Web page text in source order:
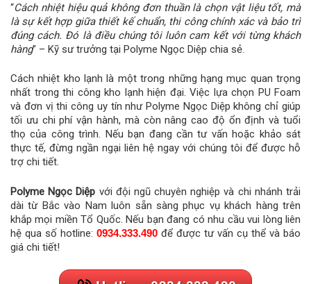
“Cách nhiệt hiệu quả không đơn thuần là chọn vật liệu tốt, mà
là sự kết hợp giữa thiết kế chuẩn, thi công chính xác và bảo trì
đúng cách. Đó là điều chúng tôi luôn cam kết với từng khách
hàng” – Kỹ sư trưởng tại Polyme Ngọc Diệp chia sẻ.
Cách nhiệt kho lạnh là một trong những hạng mục quan trọng
nhất trong thi công kho lạnh hiện đại. Việc lựa chọn PU Foam
và đơn vị thi công uy tín như Polyme Ngọc Diệp không chỉ giúp
tối ưu chi phí vận hành, mà còn nâng cao độ ổn định và tuổi
thọ của công trình. Nếu bạn đang cần tư vấn hoặc khảo sát
thực tế, đừng ngần ngại liên hệ ngay với chúng tôi để được hỗ
trợ chi tiết.
Polyme Ngọc Diệp với đội ngũ chuyên nghiệp và chi nhánh trải
dài từ Bắc vào Nam luôn sẵn sàng phục vụ khách hàng trên
khắp mọi miền Tổ Quốc. Nếu bạn đang có nhu cầu vui lòng liên
hệ qua số hotline: 0934.333.490 để được tư vấn cụ thể và báo
giá chi tiết!